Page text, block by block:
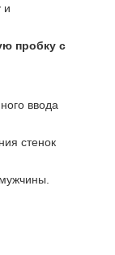
и
пробку с
ввода
стенок